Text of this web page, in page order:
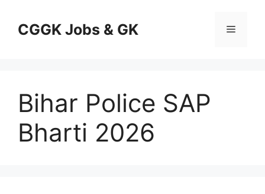
contentCGGK Jobs & GK Menu
Bihar Police SAP
Bharti 2026